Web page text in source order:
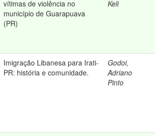
vítimas de violência no
município de Guarapuava
(PR)
Keli
Imigração Libanesa para Irati-
PR: história e comunidade.
Godoi,
Adriano
Pinto